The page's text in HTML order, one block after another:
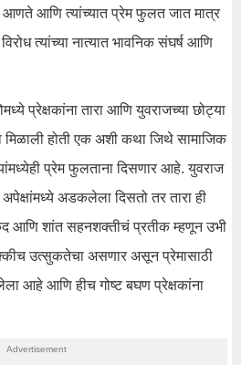
आणते आणि त्यांच्यात प्रेम फुलत जात मात्र
त्यांच्या नात्यात भावनिक संघर्ष आणि
प्रेक्षकांना तारा आणि युवराजच्या छोट्या
होती एक अशी कथा जिथे सामाजिक
प्रेम फुलताना दिसणार आहे. युवराज
अडकलेला दिसतो तर तारा ही
आणि शांत सहनशक्तीचं प्रतीक म्हणून उभी
उत्सुकतेचा असणार असून प्रेमासाठी
आहे आणि हीच गोष्ट बघण प्रेक्षकांना